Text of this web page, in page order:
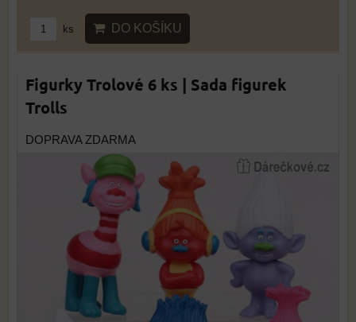
ks DO KOŠÍKU
Figurky Trolové 6 ks | Sada figurek
Trolls
DOPRAVA ZDARMA